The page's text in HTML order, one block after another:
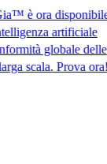
ora disponibile
artificiale
globale delle
scala. Prova ora!​​